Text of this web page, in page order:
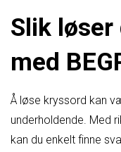
Slik
med
Å løse kryssord kan
underholdende. Med
kan du enkelt finne